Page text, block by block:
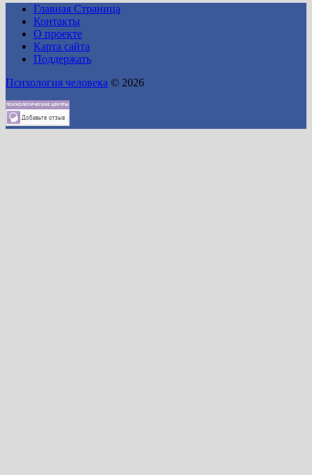
Главная Страница
Контакты
О проекте
Карта сайта
Поддержать
Психология человека © 2026